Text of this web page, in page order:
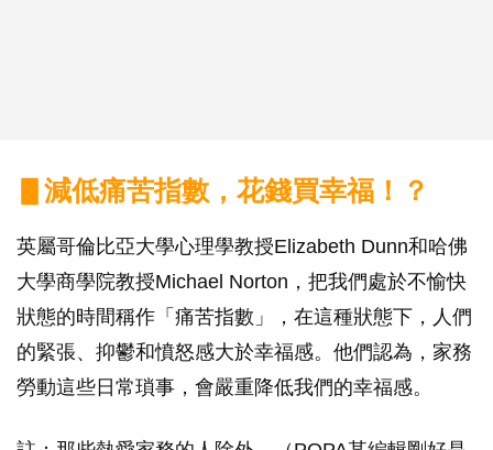
▋減低痛苦指數，花錢買幸福！？
英屬哥倫比亞大學心理學教授Elizabeth Dunn和哈佛
大學商學院教授Michael Norton，把我們處於不愉快
狀態的時間稱作「痛苦指數」，在這種狀態下，人們
的緊張、抑鬱和憤怒感大於幸福感。他們認為，家務
勞動這些日常瑣事，會嚴重降低我們的幸福感。